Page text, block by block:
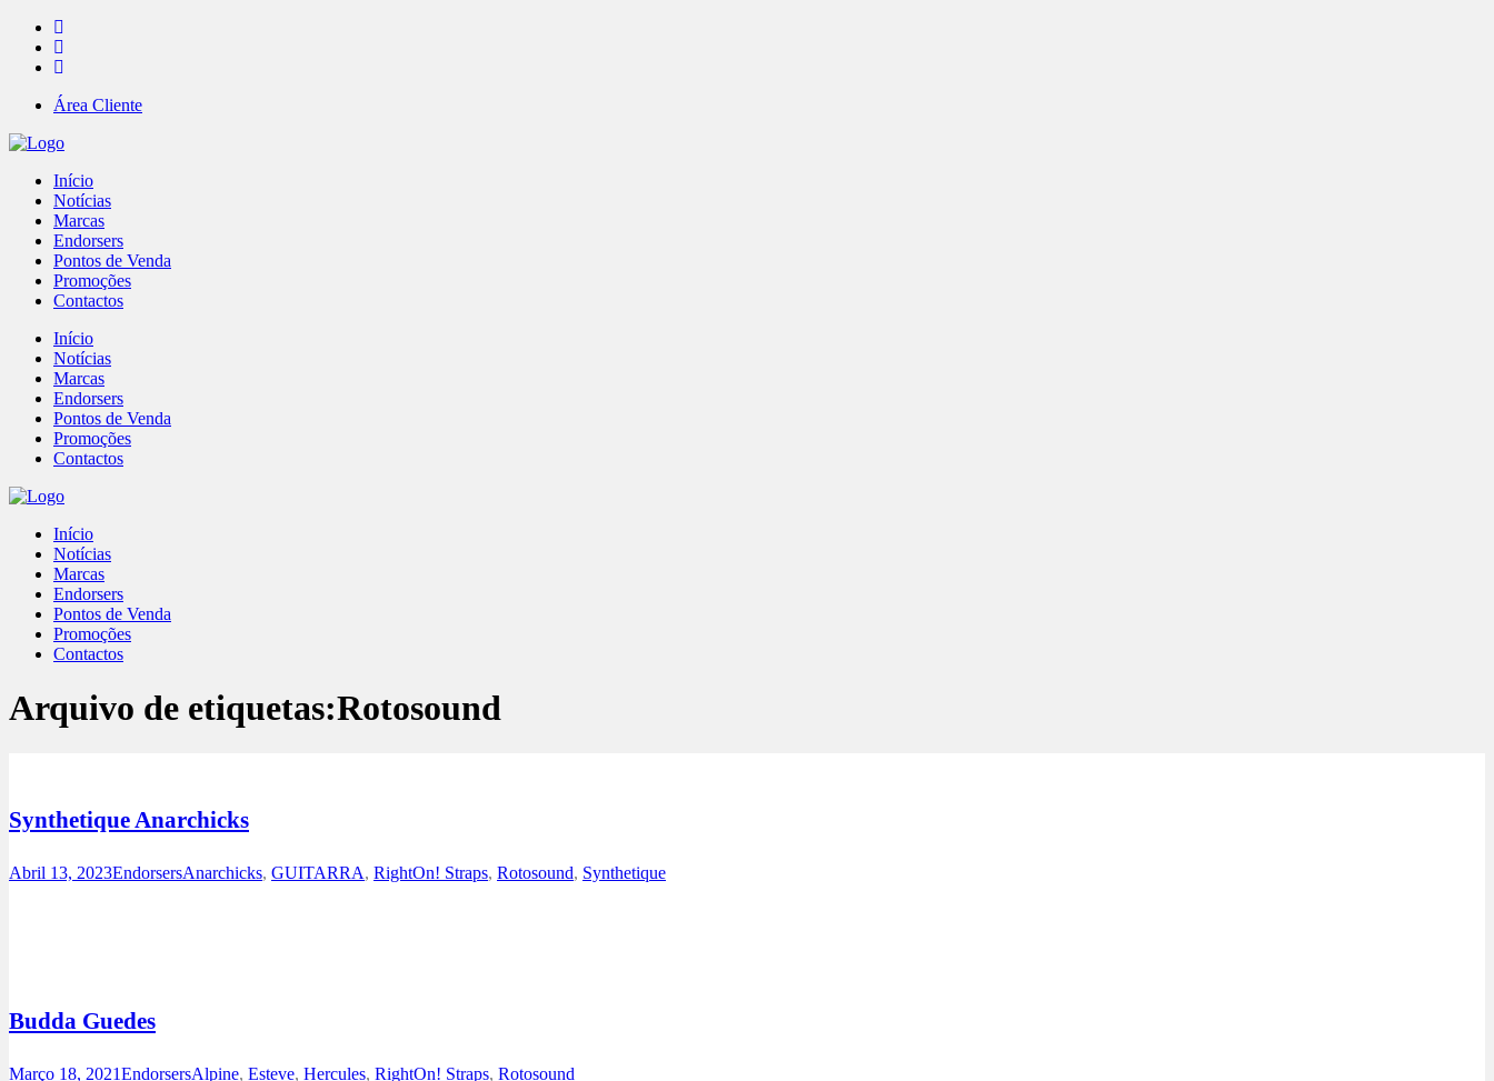
Área Cliente
Início
Notícias
Marcas
Endorsers
Pontos de Venda
Promoções
Contactos
Início
Notícias
Marcas
Endorsers
Pontos de Venda
Promoções
Contactos
Início
Notícias
Marcas
Endorsers
Pontos de Venda
Promoções
Contactos
Arquivo de etiquetas:Rotosound
Synthetique Anarchicks
Abril 13, 2023EndorsersAnarchicks, GUITARRA, RightOn! Straps, Rotosound, Synthetique
Budda Guedes
Março 18, 2021EndorsersAlpine, Esteve, Hercules, RightOn! Straps, Rotosound